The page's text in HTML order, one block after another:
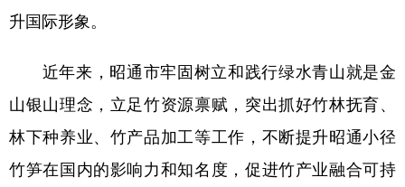
升国际形象。
近年来，昭通市牢固树立和践行绿水青山就是金
山银山理念，立足竹资源禀赋，突出抓好竹林抚育、
林下种养业、竹产品加工等工作，不断提升昭通小径
竹笋在国内的影响力和知名度，促进竹产业融合可持